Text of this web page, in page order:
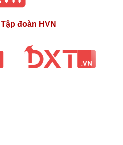
Tập đoàn HVN